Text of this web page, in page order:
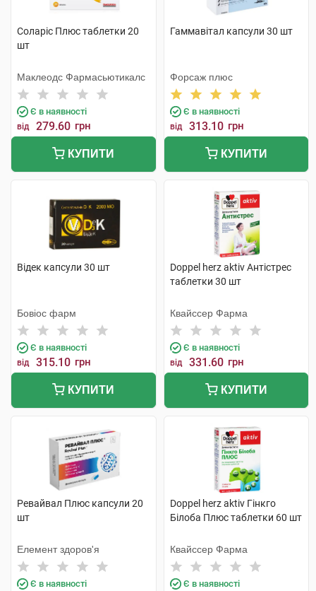
Соларіс Плюс таблетки 20
шт
Маклеодс Фармасьютикалс
Є в наявності
від 279.60 грн
КУПИТИ
Гаммавітал капсули 30 шт
Форсаж плюс
Є в наявності
від 313.10 грн
КУПИТИ
Відек капсули 30 шт
Бовіос фарм
Є в наявності
від 315.10 грн
КУПИТИ
Doppel herz aktiv Антістрес
таблетки 30 шт
Квайссер Фарма
Є в наявності
від 331.60 грн
КУПИТИ
Ревайвал Плюс капсули 20
шт
Елемент здоров'я
Є в наявності
Doppel herz aktiv Гінкго
Білоба Плюс таблетки 60 шт
Квайссер Фарма
Є в наявності